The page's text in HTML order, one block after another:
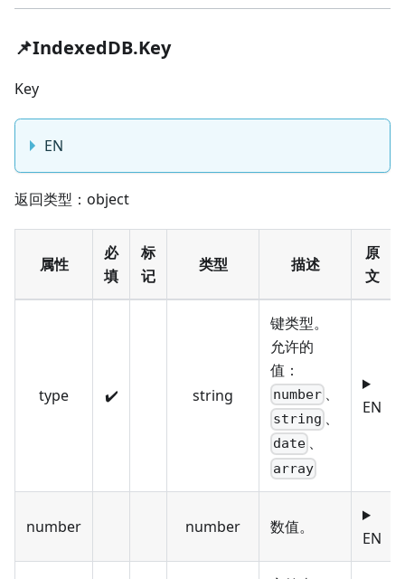
📌IndexedDB.Key
Key
EN
返回类型：object
属性
必
填
标
记
类型 描述
原
文
type ✔️ string
键类型。
允许的
值：
number 、
string 、
date 、
array
EN
number number 数值。
EN